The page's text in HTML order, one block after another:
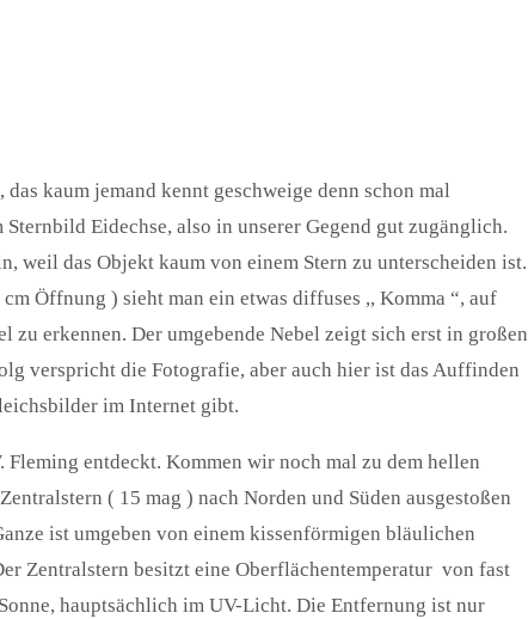
kaum jemand kennt geschweige denn schon mal
Eidechse, also in unserer Gegend gut zugänglich.
weil das Objekt kaum von einem Stern zu unterscheiden ist.
Öffnung ) sieht man ein etwas diffuses ,, Komma “, auf
erkennen. Der umgebende Nebel zeigt sich erst in großen
verspricht die Fotografie, aber auch hier ist das Auffinden
im Internet gibt.
entdeckt. Kommen wir noch mal zu dem hellen
( 15 mag ) nach Norden und Süden ausgestoßen
ist umgeben von einem kissenförmigen bläulichen
Zentralstern besitzt eine Oberflächentemperatur von fast
hauptsächlich im UV-Licht. Die Entfernung ist nur